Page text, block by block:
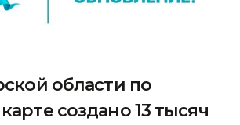
области по
создано 13 тысяч